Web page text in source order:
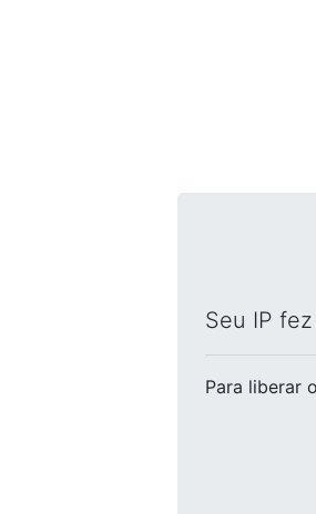
Seu IP
Para liberar